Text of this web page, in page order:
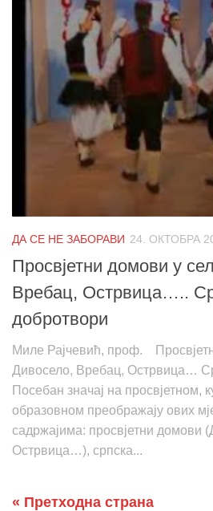
ДА СЕ НЕ ЗАБОРАВИ 24. ОКТОБРА
Просвјетни домови у
Вребац, Острвица…..
добротвори
Миле Рајчевић, проф.
Дивосело, Вребац, Острвица…
Посебан значај на просвјетном,
образовном преображају ових
садржајима: просвјетни домови
Острвица…), српска...
« Претходна страна